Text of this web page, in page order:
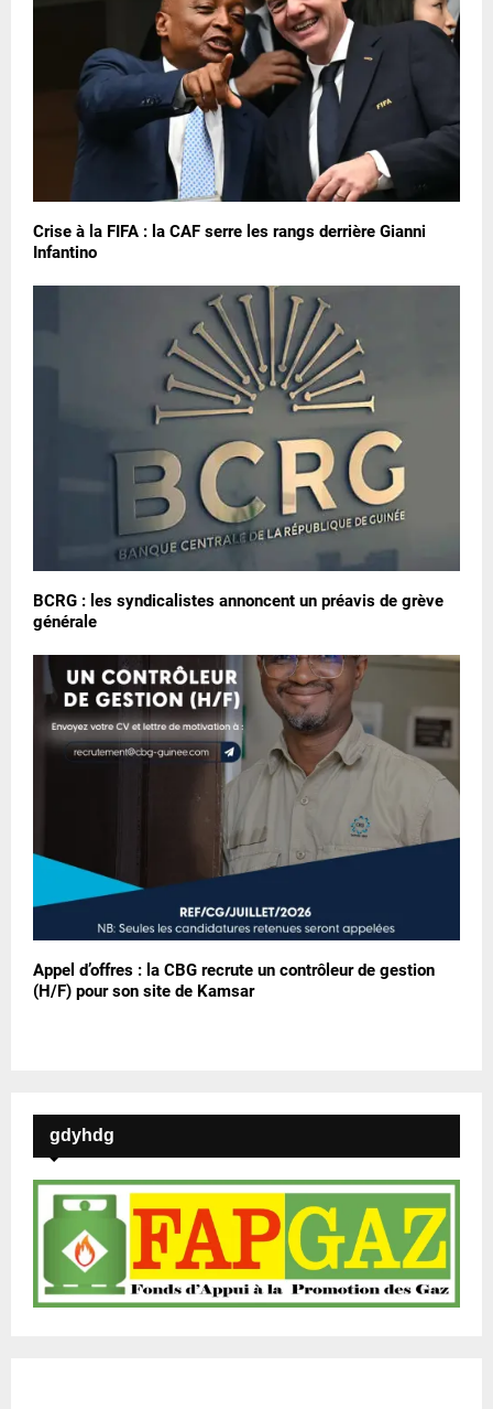
Crise à la FIFA : la CAF serre les rangs derrière Gianni
Infantino
BCRG : les syndicalistes annoncent un préavis de grève
générale
Appel d’offres : la CBG recrute un contrôleur de gestion
(H/F) pour son site de Kamsar
gdyhdg